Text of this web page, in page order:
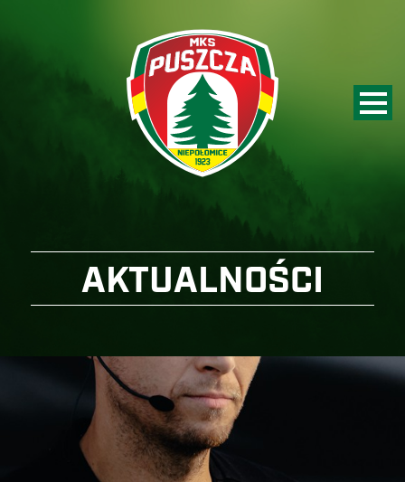
AKTUALNOŚCI